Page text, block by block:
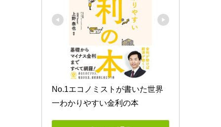
No.1エコノミストが書いた世界
一わかりやすい金利の本